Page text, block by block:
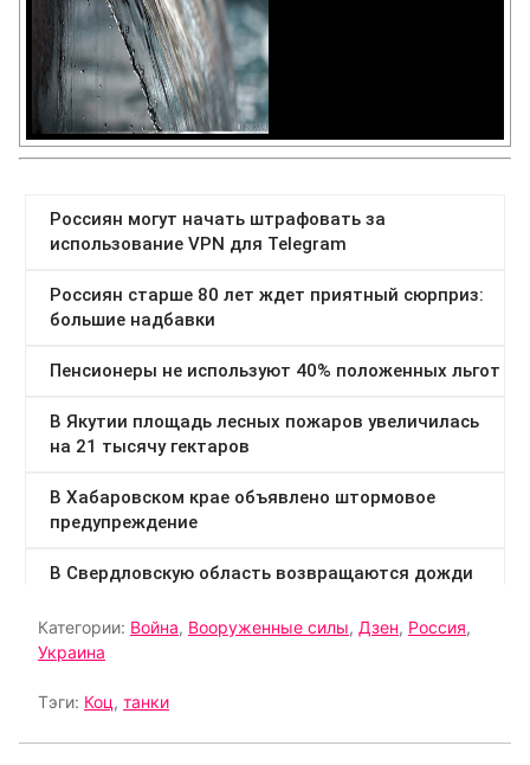
Категории: Война, Вооруженные силы, Дзен, Россия,
Украина
Тэги: Коц, танки